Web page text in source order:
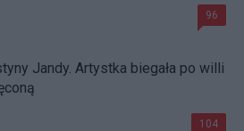
96
Jandy. Artystka biegała po willi
104